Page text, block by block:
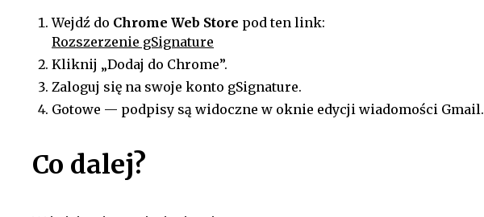
Wejdź do Chrome Web Store pod ten link:
Rozszerzenie gSignature
Kliknij „Dodaj do Chrome”.
Zaloguj się na swoje konto gSignature.
Gotowe — podpisy są widoczne w oknie edycji wiadomości Gmail.
Co dalej?